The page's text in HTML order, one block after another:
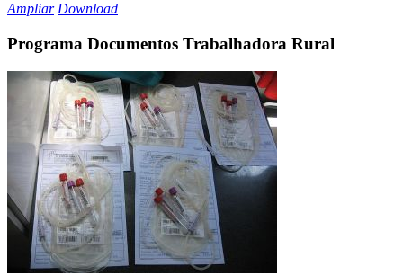
Ampliar Download
Programa Documentos Trabalhadora Rural